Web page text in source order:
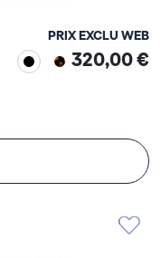
PRIX EXCLU WEB
320,00 €